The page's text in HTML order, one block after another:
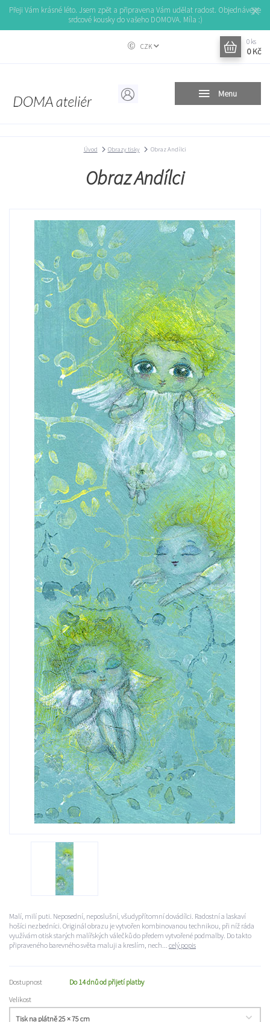
Přeji Vám krásné léto. Jsem zpět a připravena Vám udělat radost. Objednávejte
srdcové kousky do vašeho DOMOVA. Míla :)
Menu
CZK
0 ks
0 Kč
Úvod Obrazy tisky Obraz Andílci
Obraz Andílci
Malí, milí puti. Neposední, neposlušní, všudypřítomní dovádílci. Radostní a laskaví
hošíci nezbedníci. Originál obrazu je vytvořen kombinovanou technikou, při níž ráda
využívám otisk starých malířských válečků do předem vytvořené podmalby. Do takto
připraveného barevného světa maluji a kreslím, nech... celý popis
Dostupnost
Do 14 dnů od přijetí platby
Velikost